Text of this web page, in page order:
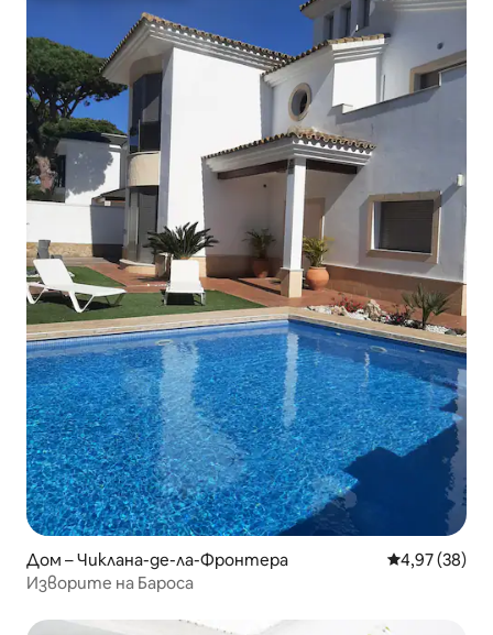
Дом – Чиклана-де-ла-Фронтера Средна
4,97 (38)
Изворите на Бароса